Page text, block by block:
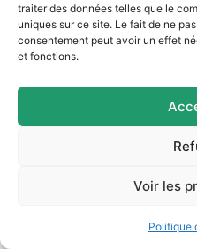
traiter des données telles que le
uniques sur ce site. Le fait de ne
consentement peut avoir un effet
et fonctions.
Voir les
Politique
Plan